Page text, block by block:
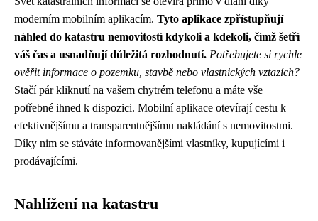
moderním mobilním aplikacím. Tyto aplikace zpřístupňují
náhled do katastru nemovitostí kdykoli a kdekoli, čímž šetří
váš čas a usnadňují důležitá rozhodnutí. Potřebujete si rychle
ověřit informace o pozemku, stavbě nebo vlastnických vztazích?
Stačí pár kliknutí na vašem chytrém telefonu a máte vše
potřebné ihned k dispozici. Mobilní aplikace otevírají cestu k
efektivnějšímu a transparentnějšímu nakládání s nemovitostmi.
Díky nim se stáváte informovanějšími vlastníky, kupujícími i
prodávajícími.
Nahlížení na katastru